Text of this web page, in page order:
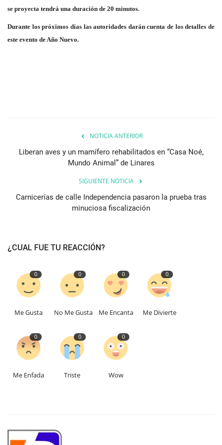
se proyecta tendrá una duración de 20 minutos.
Durante los próximos días las autoridades darán cuenta de los detalles de
este evento de Año Nuevo.
NOTICIA ANTERIOR
Liberan aves y un mamífero rehabilitados en “Casa Noé,
Mundo Animal” de Linares
SIGUIENTE NOTICIA
Carnicerías de calle Independencia pasaron la prueba tras
minuciosa fiscalización
¿CUAL FUE TU REACCIÓN?
0
Me Gusta
0
No Me Gusta
0
Me Encanta
0
Me Divierte
0
Me Enfada
0
Triste
0
Wow